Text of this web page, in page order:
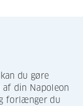
du gøre
af din Napoleon
forlænger du